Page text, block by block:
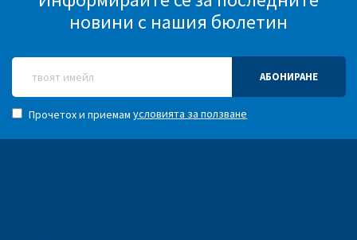
новини с нашия бюлетин
АБОНИРАНЕ
Прочетох и приемам условията за ползване